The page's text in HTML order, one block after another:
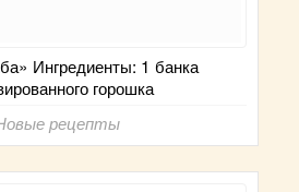
Ингредиенты: 1 банка
горошка
рецепты